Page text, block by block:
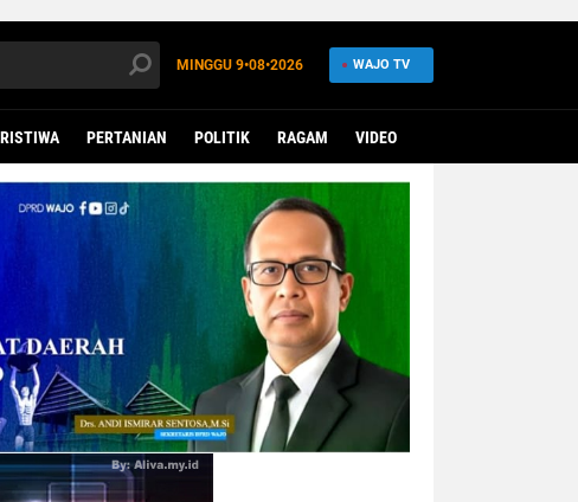
MINGGU 9•08•2026 WAJO TV
PERTANIAN POLITIK RAGAM VIDEO